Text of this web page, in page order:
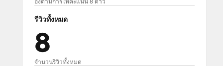
รีวิวทั้งหมด
8
จำนวนรีวิวทั้งหมด